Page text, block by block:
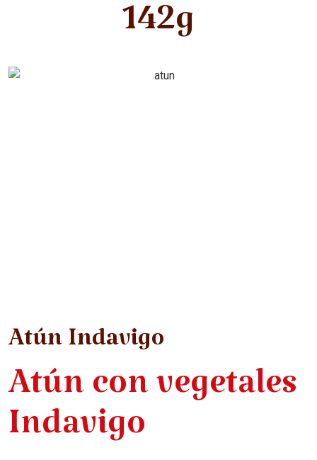
142g
Atún Indavigo
Atún con vegetales
Indavigo